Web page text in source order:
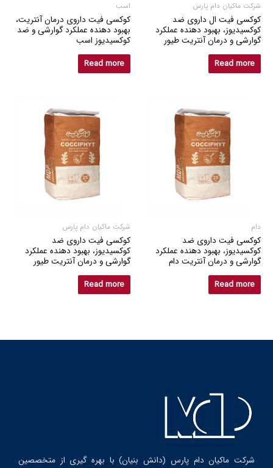
شرکت ماکیان دام پارس
کوکسی فیت ال داروی ضد
کوکسیدیوز، بهبود دهنده عملکرد
گوارشی و درمان آنتریت طیور
Read more
اسب
کوکسی فیت داروی درمان آنتریت،
بهبود دهنده عملکرد گوارشی و ضد
کوکسیدیوز اسب
Read more
دام
کوکسی فیت داروی ضد
کوکسیدیوز، بهبود دهنده عملکرد
گوارشی و درمان آنتریت دام
Read more
شرکت ماکیان دام پارس
کوکسی فیت داروی ضد
کوکسیدیوز، بهبود دهنده عملکرد
گوارشی و درمان آنتریت طیور
Read more
شرکت ماکیان دام پارس (دانش بنیان) با بهره گیری از متخصصین